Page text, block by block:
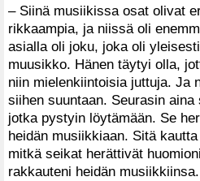
– Siinä musiikissa osat olivat
rikkaampia, ja niissä oli
asialla oli joku, joka oli
muusikko. Hänen täytyi olla,
niin mielenkiintoisia juttuja. Ja
siihen suuntaan. Seurasin
jotka pystyin löytämään. Se
heidän musiikkiaan. Sitä
mitkä seikat herättivät
rakkauteni heidän musiikkiinsa.